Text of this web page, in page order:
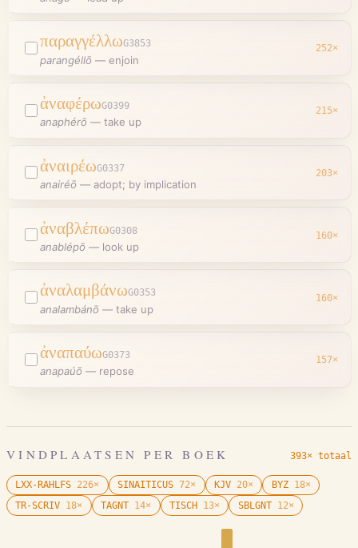
παραγγέλλωG3853
parangéllō — enjoin
252×
ἀναφέρωG0399
anaphérō — take up
215×
ἀναιρέωG0337
anairéō — adopt; by implication
203×
ἀναβλέπωG0308
anablépō — look up
160×
ἀναλαμβάνωG0353
analambánō — take up
160×
ἀναπαύωG0373
anapaúō — repose
157×
VINDPLAATSEN PER BOEK 393× totaal
LXX-RAHLFS 226× SINAITICUS 72× KJV 20× BYZ 18×
TR-SCRIV 18× TAGNT 14× TISCH 13× SBLGNT 12×